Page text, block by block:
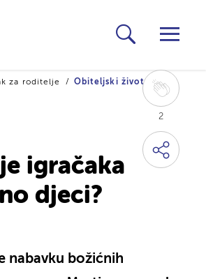
2
za roditelje Obiteljski život
igračaka
djeci?
nabavku božićnih